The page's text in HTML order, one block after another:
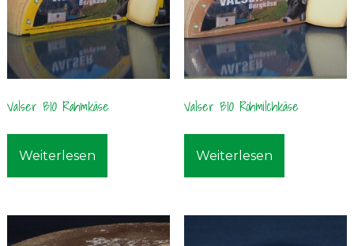
Valser BIO Rahmkäse
Weiterlesen
Valser BIO Rohmilchkäse
Weiterlesen